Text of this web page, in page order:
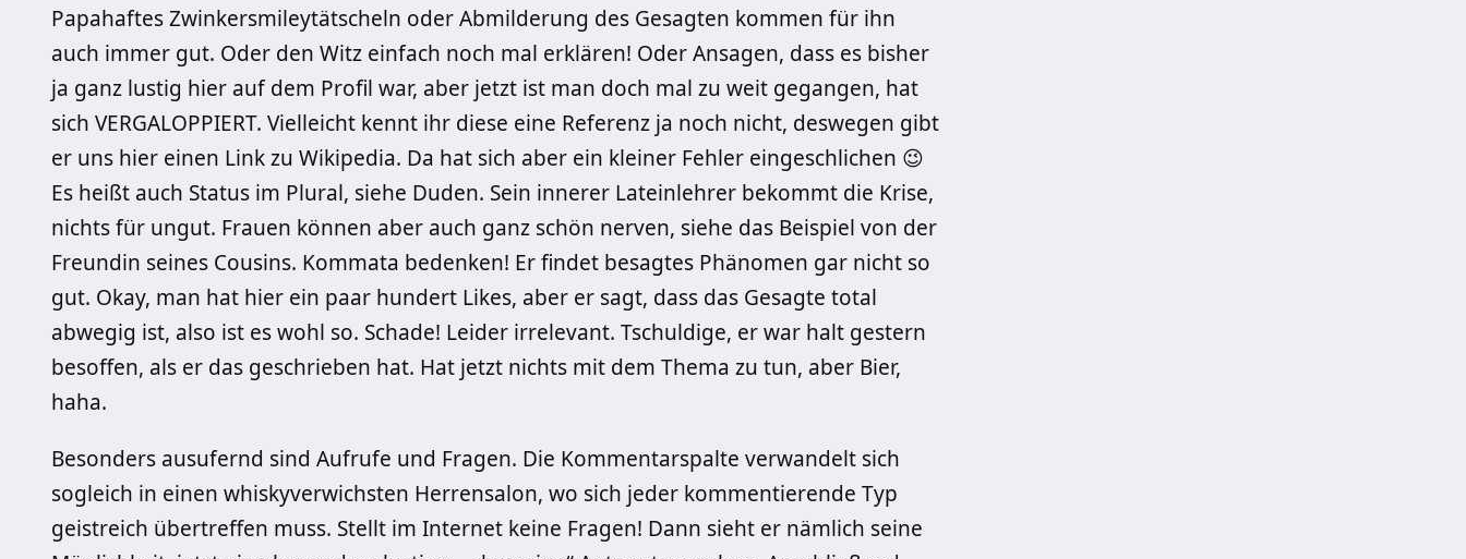
Papahaftes Zwinkersmileytätscheln oder Abmilderung des Gesagten kommen für ihn
auch immer gut. Oder den Witz einfach noch mal erklären! Oder Ansagen, dass es bisher
ja ganz lustig hier auf dem Profil war, aber jetzt ist man doch mal zu weit gegangen, hat
sich VERGALOPPIERT. Vielleicht kennt ihr diese eine Referenz ja noch nicht, deswegen gibt
er uns hier einen Link zu Wikipedia. Da hat sich aber ein kleiner Fehler eingeschlichen 😉
Es heißt auch Status im Plural, siehe Duden. Sein innerer Lateinlehrer bekommt die Krise,
nichts für ungut. Frauen können aber auch ganz schön nerven, siehe das Beispiel von der
Freundin seines Cousins. Kommata bedenken! Er findet besagtes Phänomen gar nicht so
gut. Okay, man hat hier ein paar hundert Likes, aber er sagt, dass das Gesagte total
abwegig ist, also ist es wohl so. Schade! Leider irrelevant. Tschuldige, er war halt gestern
besoffen, als er das geschrieben hat. Hat jetzt nichts mit dem Thema zu tun, aber Bier,
haha.
Besonders ausufernd sind Aufrufe und Fragen. Die Kommentarspalte verwandelt sich
sogleich in einen whiskyverwichsten Herrensalon, wo sich jeder kommentierende Typ
geistreich übertreffen muss. Stellt im Internet keine Fragen! Dann sieht er nämlich seine